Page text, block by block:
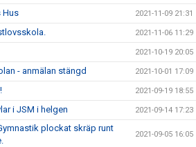
Hus 2021-11-09 21:31
2021-11-06 11:29
2021-10-19 20:05
- anmälan stängd 2021-10-01 17:09
2021-09-19 18:55
i JSM i helgen 2021-09-14 17:23
plockat skräp runt
2021-09-05 16:05